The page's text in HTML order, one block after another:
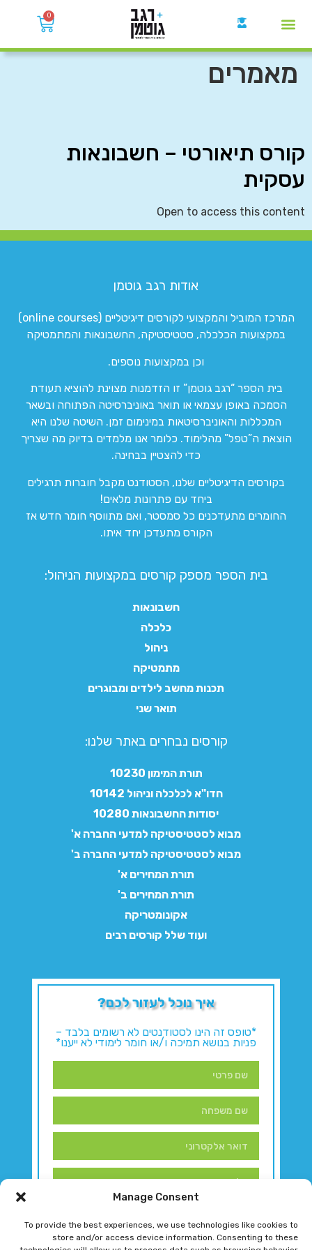
Manage Consent
To provide the best experiences, we use technologies like cookies to
store and/or access device information. Consenting to these
0
מאמרים
קורס תיאורטי – חשבונאות
עסקית
Open to access this content
אודות רגב גוטמן
המרכז המוביל והמקצועי לקורסים דיגיטליים (online courses)
במקצועות הכלכלה, סטטיסטיקה, החשבונאות והמתמטיקה
וכן במקצועות נוספים.
בית הספר “רגב גוטמן” זו הזדמנות מצוינת להוציא תעודת
הסמכה באופן עצמאי או תואר באוניברסיטה הפתוחה ובשאר
המכללות והאוניברסיטאות במינימום זמן. השיטה שלנו היא
הוצאת ה”טפל” מהלימוד. כלומר אנו מלמדים בדיוק מה שצריך
כדי להצטיין בבחינה.
בקורסים הדיגיטליים שלנו, הסטודנט מקבל חוברות תרגילים
ביחד עם פתרונות מלאים!
החומרים מתעדכנים כל סמסטר, ואם מתווסף חומר חדש אז
הקורס מתעדכן יחד איתו.
בית הספר מספק קורסים במקצועות הניהול:
חשבונאות
כלכלה
ניהול
מתמטיקה
תכנות מחשב לילדים ומבוגרים
תואר שני
קורסים נבחרים באתר שלנו:​
תורת המימון 10230
חדו"א לכלכלה וניהול 10142
יסודות החשבונאות 10280
מבוא לסטטיסטיקה למדעי החברה א'
מבוא לסטטיסטיקה למדעי החברה ב'
תורת המחירים א'
תורת המחירים ב'
אקונומטריקה
ועוד שלל קורסים רבים
איך נוכל לעזור לכם?
*טופס זה הינו לסטודנטים לא רשומים בלבד –
פניות בנושא תמיכה ו/או חומר לימודי לא ייענו*